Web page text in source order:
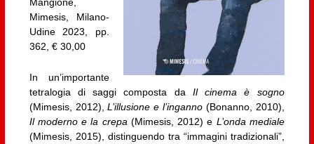
Mangione,
Mimesis, Milano-
Udine 2023, pp.
362, € 30,00
In un’importante
tetralogia di saggi composta da Il cinema è sogno
(Mimesis, 2012),L’illusione e l’inganno (Bonanno, 2010),
Il moderno e la crepa (Mimesis, 2012) e L’onda mediale
(Mimesis, 2015), distinguendo tra “immagini tradizionali”,